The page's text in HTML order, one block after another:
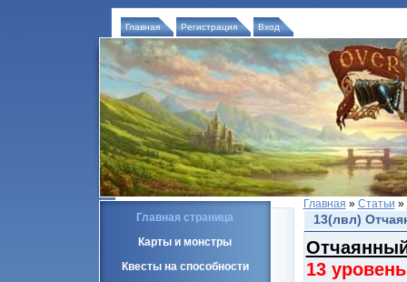
Главная Регистрация Вход
Главная страница
Карты и монстры
Квесты на способности
Главная » Статьи »
13(лвл)
13 уровень